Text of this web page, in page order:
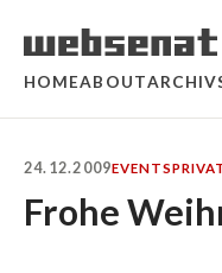
HOMEABOUTARCHIV
24.12.2009EVENTS
Frohe